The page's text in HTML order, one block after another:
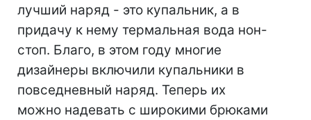
лучший наряд - это купальник, а в
придачу к нему термальная вода нон-
стоп. Благо, в этом году многие
дизайнеры включили купальники в
повседневный наряд. Теперь их
можно надевать с широкими брюками